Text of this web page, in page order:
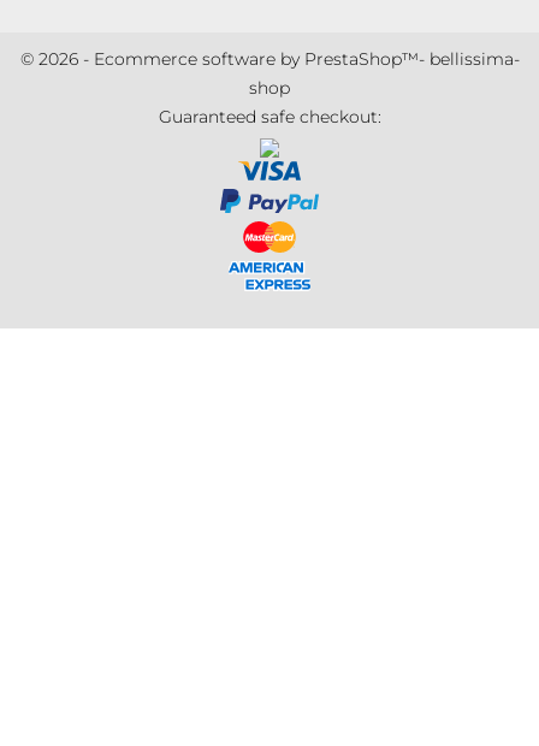
© 2026 - Ecommerce software by PrestaShop™- bellissima-
shop
Guaranteed safe checkout: